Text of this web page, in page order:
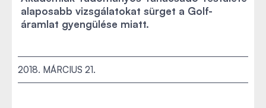
alaposabb vizsgálatokat sürget a Golf-
áramlat gyengülése miatt.
2018. MÁRCIUS 21.